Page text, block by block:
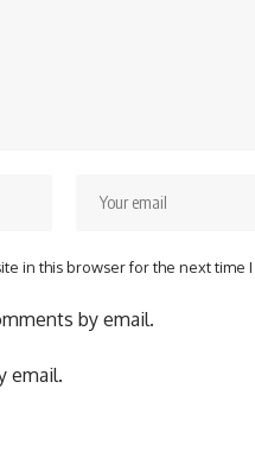
in this browser for the next time
by email.
email.